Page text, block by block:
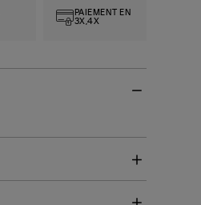
PAIEMENT EN
3X,4X